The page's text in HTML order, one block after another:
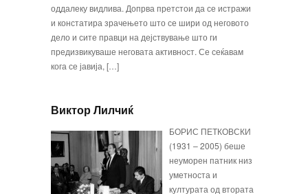
оддалеку видлива. Допрва претстои да се истражи
и конста­тира зрачењето што се шири од неговото
дело и сите правци на дејствување што ги
предизвикува­ше неговата активност. Се сеќавам
кога се јавија, […]
Виктор Лилчиќ
БОРИС ПЕТКОВСКИ
(1931 – 2005) беше
неуморен патник низ
уметноста и
културата од втората